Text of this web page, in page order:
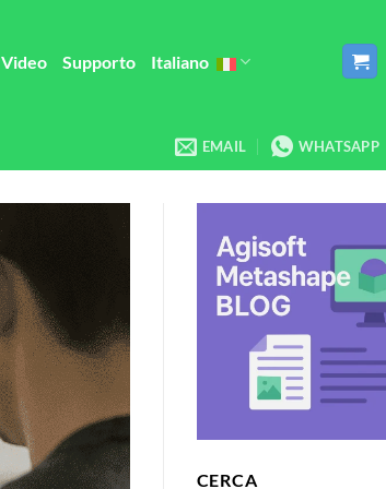
Video Supporto Italiano
EMAIL WHATSAPP
CERCA